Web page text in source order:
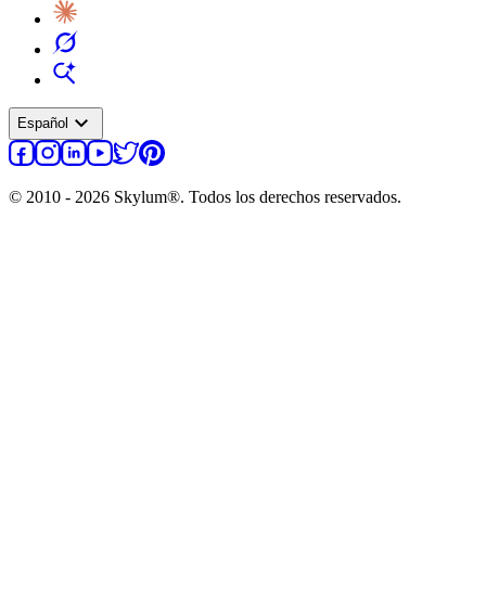
Español expand_more
© 2010 - 2026 Skylum®. Todos los derechos reservados.